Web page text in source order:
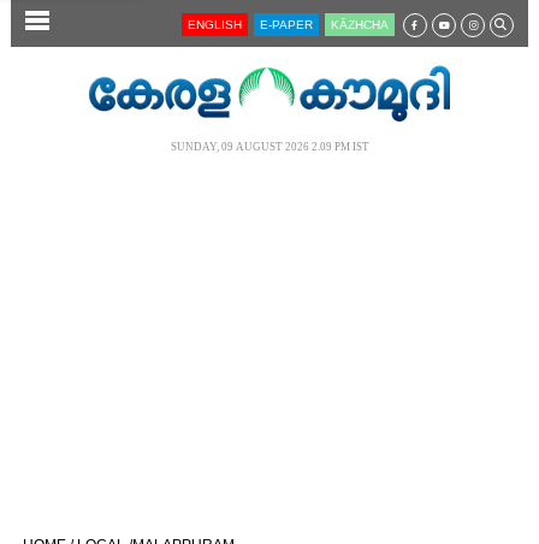
SECTIONS ENGLISH E-PAPER KĀZHCHA
SUNDAY, 09 AUGUST 2026 2.09 PM IST